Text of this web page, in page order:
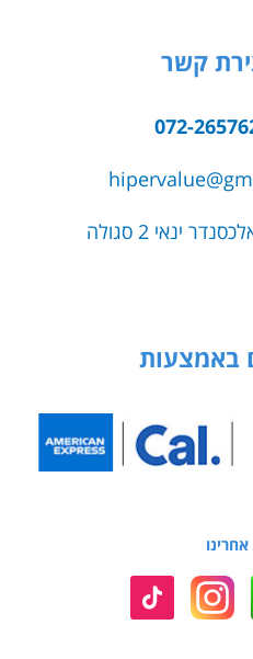
קשר
072-
ינאי 2 סגולה
באמצעות